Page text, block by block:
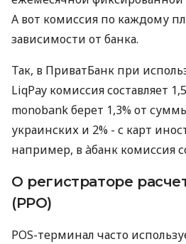
А вот комиссия по каждому
зависимости от банка.
Так, в ПриватБанк при
LiqPay комиссия составляет
monobank берет 1,3% от
украинских и 2% - с карт
например, в àбанк комиссия
О регистраторе
(РРО)
POS-терминал часто